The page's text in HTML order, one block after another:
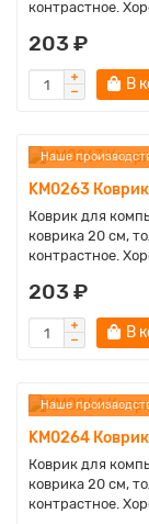
контрастное.
203 ₽
В
Наше
KM0263
Коврик для
коврика 20 см,
контрастное.
203 ₽
В
Наше
KM0264
Коврик для
коврика 20 см,
контрастное.